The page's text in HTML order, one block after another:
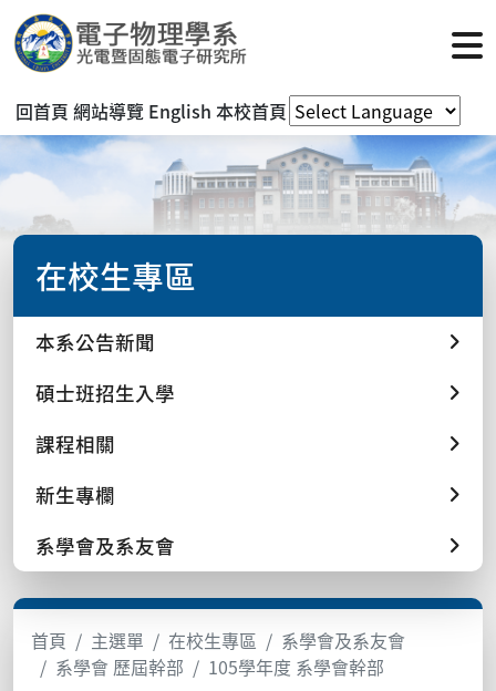
回首頁 網站導覽 English 本校首頁
在校生專區
本系公告新聞
碩士班招生入學
課程相關
新生專欄
系學會及系友會
首頁 主選單 在校生專區
系學會及系友會
系學會 歷屆幹部
105學年度 系學會幹部